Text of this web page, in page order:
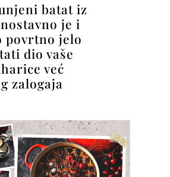
batat iz
je i
povrtno jelo
dio vaše
već
zalogaja